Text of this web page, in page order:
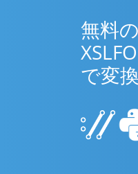
無料
で変